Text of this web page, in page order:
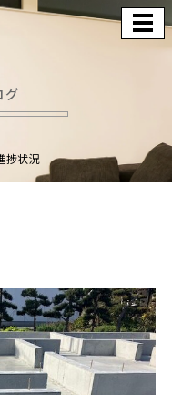
グ
捗状況